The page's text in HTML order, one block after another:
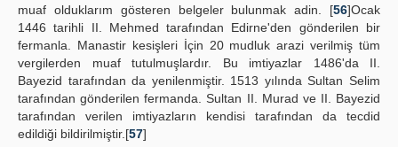
muaf olduklarım gösteren belgeler bulunmak adin. [56]Ocak
1446 tarihli II. Mehmed tarafından Edirne'den gönderilen bir
fermanla. Manastir kesişleri İçin 20 mudluk arazi verilmiş tüm
vergilerden muaf tutulmuşlardır. Bu imtiyazlar 1486'da II.
Bayezid tarafından da yenilenmiştir. 1513 yılında Sultan Selim
tarafından gönderilen fermanda. Sultan II. Murad ve II. Bayezid
tarafından verilen imtiyazların kendisi tarafından da tecdid
edildiği bildirilmiştir.[57]